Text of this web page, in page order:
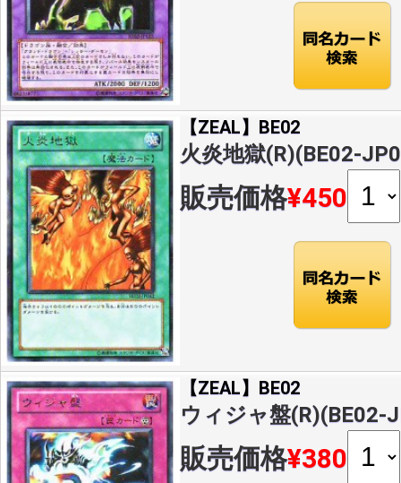
【ZEAL】BE02
火炎地獄(R)(BE02-
販売価格¥450
【ZEAL】BE02
ウィジャ盤(R)(BE02-
販売価格¥380